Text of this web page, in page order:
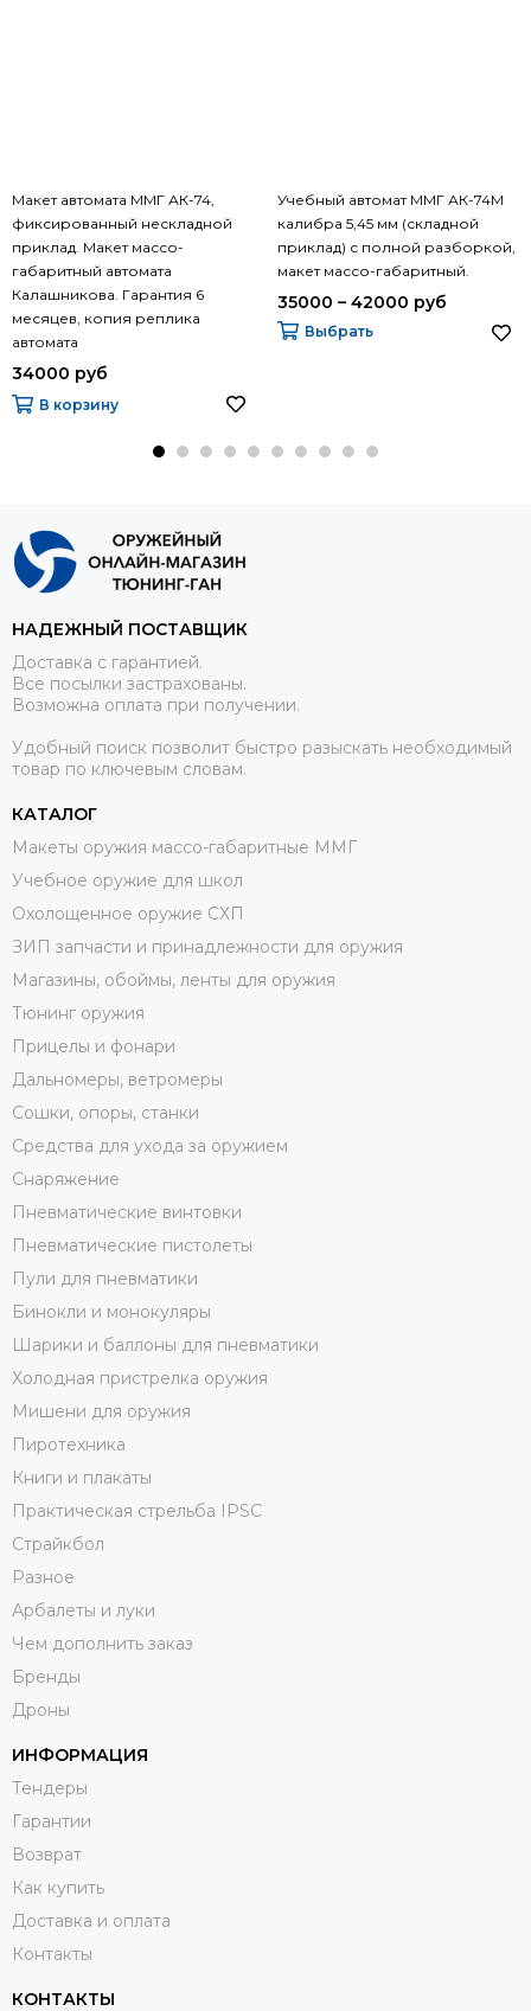
Макет автомата ММГ АК-74,
фиксированный нескладной
приклад. Макет массо-
габаритный автомата
Калашникова. Гарантия 6
месяцев, копия реплика
автомата
34000 руб
В корзину
Учебный автомат ММГ АК-74М
калибра 5,45 мм (складной
приклад) с полной разборкой,
макет массо-габаритный.
35000 – 42000 руб
Выбрать
НАДЕЖНЫЙ ПОСТАВЩИК
Доставка с гарантией.
Все посылки застрахованы.
Возможна оплата при получении.
Удобный поиск позволит быстро разыскать необходимый
товар по ключевым словам.
КАТАЛОГ
Макеты оружия массо-габаритные ММГ
Учебное оружие для школ
Охолощенное оружие СХП
ЗИП запчасти и принадлежности для оружия
Магазины, обоймы, ленты для оружия
Тюнинг оружия
Прицелы и фонари
Дальномеры, ветромеры
Сошки, опоры, станки
Средства для ухода за оружием
Снаряжение
Пневматические винтовки
Пневматические пистолеты
Пули для пневматики
Бинокли и монокуляры
Шарики и баллоны для пневматики
Холодная пристрелка оружия
Мишени для оружия
Пиротехника
Книги и плакаты
Практическая стрельба IPSC
Страйкбол
Разное
Арбалеты и луки
Чем дополнить заказ
Бренды
Дроны
ИНФОРМАЦИЯ
Тендеры
Гарантии
Возврат
Как купить
Доставка и оплата
Контакты
КОНТАКТЫ